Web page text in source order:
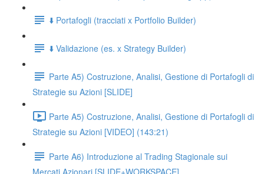
⬇️ Portafogli (tracciati x Portfolio Builder)
⬇️ Validazione (es. x Strategy Builder)
Parte A5) Costruzione, Analisi, Gestione di Portafogli di
Strategie su Azioni [SLIDE]
Parte A5) Costruzione, Analisi, Gestione di Portafogli di
Strategie su Azioni [VIDEO] (143:21)
Parte A6) Introduzione al Trading Stagionale sui
Mercati Azionari [SLIDE+WORKSPACE]